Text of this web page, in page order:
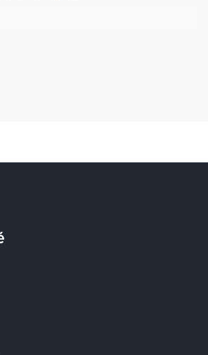
étrangère (hors UE et assimilés) :
des modalités d’admission sur